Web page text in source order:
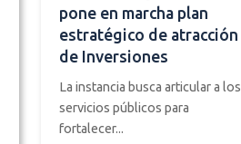
pone en marcha plan
estratégico de atracción
de Inversiones
La instancia busca articular a los
servicios públicos para
fortalecer...